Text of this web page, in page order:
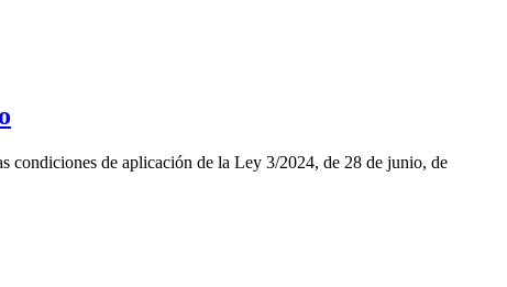
de aplicación de la Ley 3/2024, de 28 de junio, de